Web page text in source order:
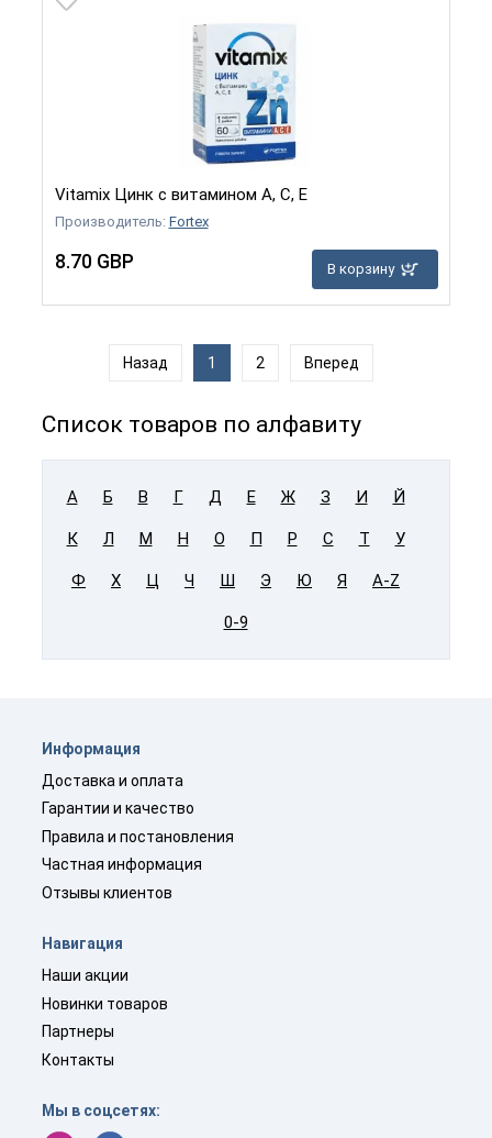
Vitamix Цинк с витамином A, C, E
Производитель: Fortex
8.70 GBP В корзину
Назад 1 2 Вперед
Список товаров по алфавиту
А Б В Г Д Е Ж З И Й
К Л М Н О П Р С Т У
Ф Х Ц Ч Ш Э Ю Я A-Z
0-9
Информация
Доставка и оплата
Гарантии и качество
Правила и постановления
Частная информация
Отзывы клиентов
Навигация
Наши акции
Новинки товаров
Партнеры
Контакты
Мы в соцсетях: